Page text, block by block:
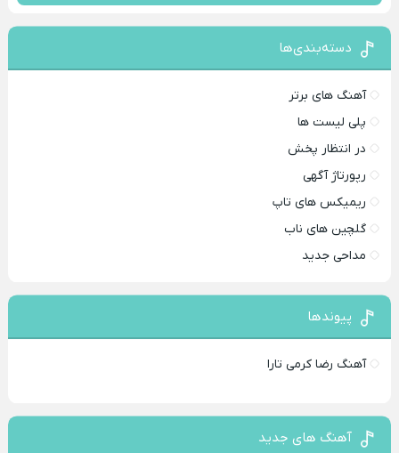
دسته‌بندی‌ها
آهنگ های برتر
پلی لیست ها
در انتظار پخش
رپورتاژ آگهی
ریمیکس های تاپ
گلچین های ناب
مداحی جدید
پیوندها
آهنگ رضا کرمی تارا
آهنگ های جدید